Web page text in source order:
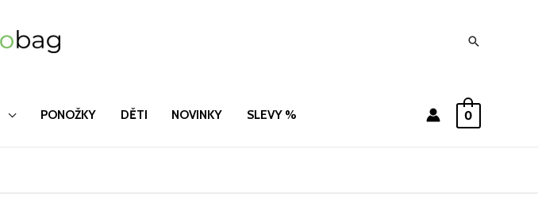
Hledat
PONOŽKY DĚTI NOVINKY SLEVY % 0